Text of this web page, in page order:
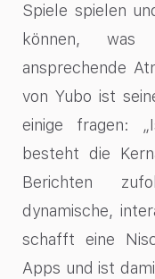
Spiele spielen
können, was
ansprechende
von Yubo ist
einige fragen:
besteht die
Berichten
dynamische,
schafft eine
Apps und ist